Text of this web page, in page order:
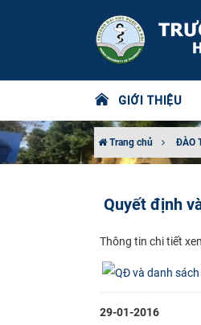
GIỚI THIỆU
Trang chủ ĐÀO
Quyết định
Thô​ng tin chi tiết
29-01-2016